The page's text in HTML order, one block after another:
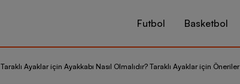
Futbol Basketbol
Taraklı Ayaklar için Ayakkabı Nasıl Olmalıdır? Taraklı Ayaklar için Öneriler